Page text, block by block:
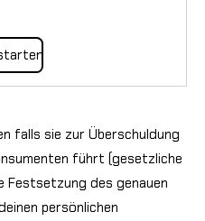
falls sie zur Überschuldung
führt (gesetzliche
Festsetzung des genauen
persönlichen